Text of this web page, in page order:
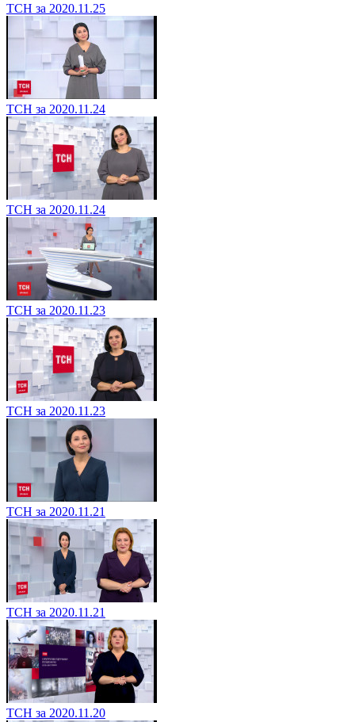
ТСН за 2020.11.25
ТСН за 2020.11.24
ТСН за 2020.11.24
ТСН за 2020.11.23
ТСН за 2020.11.23
ТСН за 2020.11.21
ТСН за 2020.11.21
ТСН за 2020.11.20